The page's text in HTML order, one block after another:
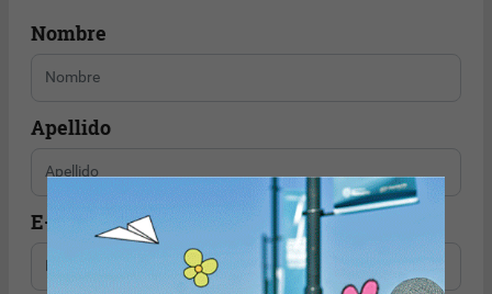
Nombre
Apellido
E-mail